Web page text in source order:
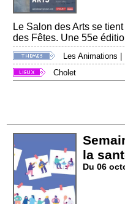
Le Salon des Arts se
des Fêtes. Une 55e
Les Animations
Cholet
la
Du 06